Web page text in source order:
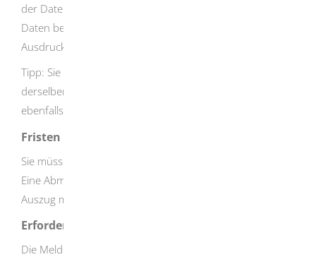
der Daten vor. Die Richtigkeit und Vollständigkeit Ihrer
Daten bestätigen Sie mit Ihrer Unterschrift auf dem
Ausdruck.
Tipp: Sie können Ihre
derselben Wohnung gewohnt haben und umziehen,
ebenfalls abmelden
Fristen
Sie müssen sich innerhalb von zwei Wochen abmelden.
Eine Abmeldung ist frühestens eine Woche vor dem
Auszug möglich.
Erforderliche Unterlagen
Die Meldebehörde kann von Ihnen weitere Unterlagen